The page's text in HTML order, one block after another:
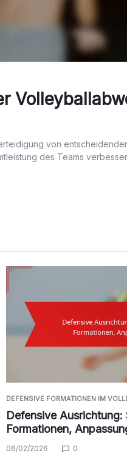
von
des Teams
DEFENSIVE FORMATIONEN IM
Defensive Ausrichtung:
Formationen,
06/02/2026 0